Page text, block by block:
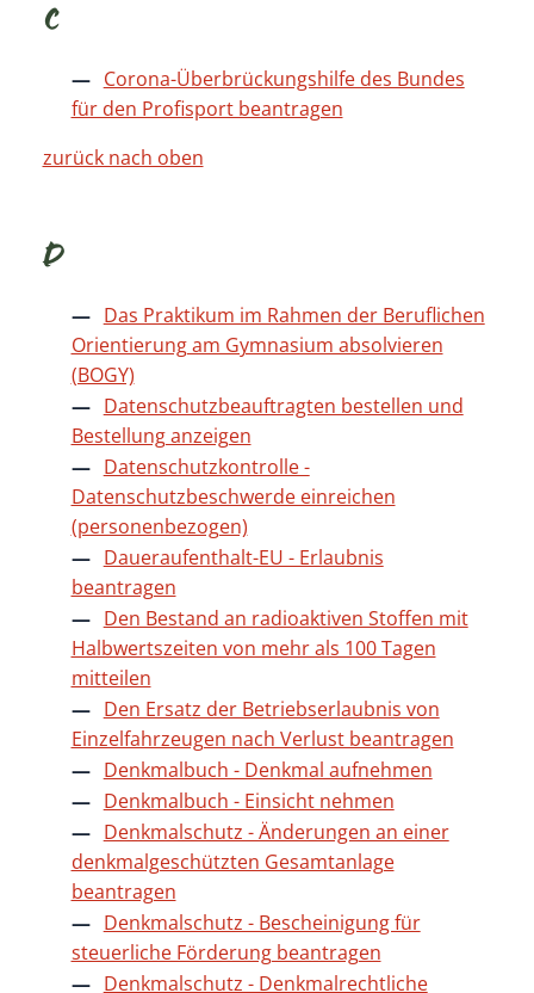
C
Corona-Überbrückungshilfe des Bundes
für den Profisport beantragen
zurück nach oben
D
Das Praktikum im Rahmen der Beruflichen
Orientierung am Gymnasium absolvieren
(BOGY)
Datenschutzbeauftragten bestellen und
Bestellung anzeigen
Datenschutzkontrolle -
Datenschutzbeschwerde einreichen
(personenbezogen)
Daueraufenthalt-EU - Erlaubnis
beantragen
Den Bestand an radioaktiven Stoffen mit
Halbwertszeiten von mehr als 100 Tagen
mitteilen
Den Ersatz der Betriebserlaubnis von
Einzelfahrzeugen nach Verlust beantragen
Denkmalbuch - Denkmal aufnehmen
Denkmalbuch - Einsicht nehmen
Denkmalschutz - Änderungen an einer
denkmalgeschützten Gesamtanlage
beantragen
Denkmalschutz - Bescheinigung für
steuerliche Förderung beantragen
Denkmalschutz - Denkmalrechtliche